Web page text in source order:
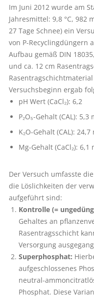
Im Juni 2012 wurde am
Jahresmittel: 9,8 °C, 982
27 Tage Schnee) ein
von P-Recyclingdüngern
Aufbau gemäß DIN
und ca. 12 cm
Versuchsbeginn ergab
pH Wert (CaCl₂): 6,2
P₂O₅-Gehalt (CAL):
K₂O-Gehalt (CAL):
Mg-Gehalt (CaCl₂):
Der Versuch umfasste
die Löslich­keiten der
aufgeführt sind:
Kontrolle (=
Gehaltes an
Rasentragsschicht
Versorgung
Superphosphat:
aufgeschlossenes
neutral-
Phosphat. Diese